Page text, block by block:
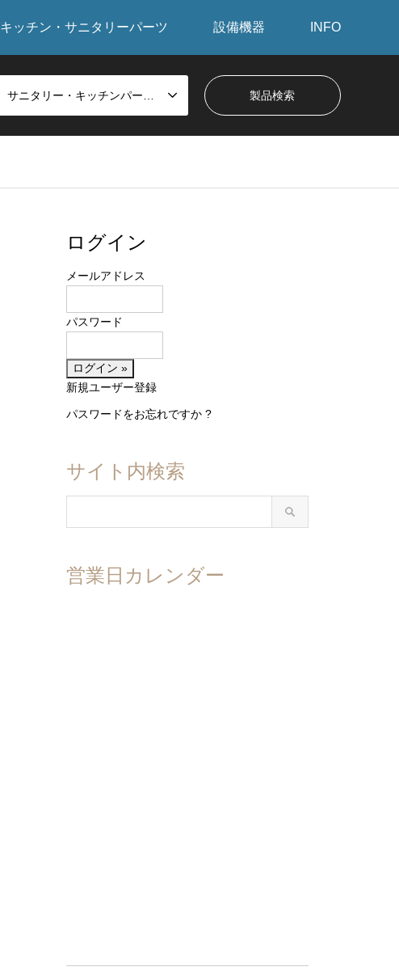
キッチン・サニタリーパーツ 設備機器 INFO
ログイン
メールアドレス
パスワード
新規ユーザー登録
パスワードをお忘れですか ?
サイト内検索
営業日カレンダー